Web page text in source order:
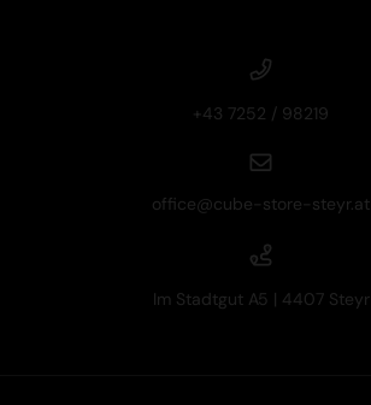
+43 7252 / 98219
office@cube-store-steyr.at
Im Stadtgut A5 | 4407 Steyr